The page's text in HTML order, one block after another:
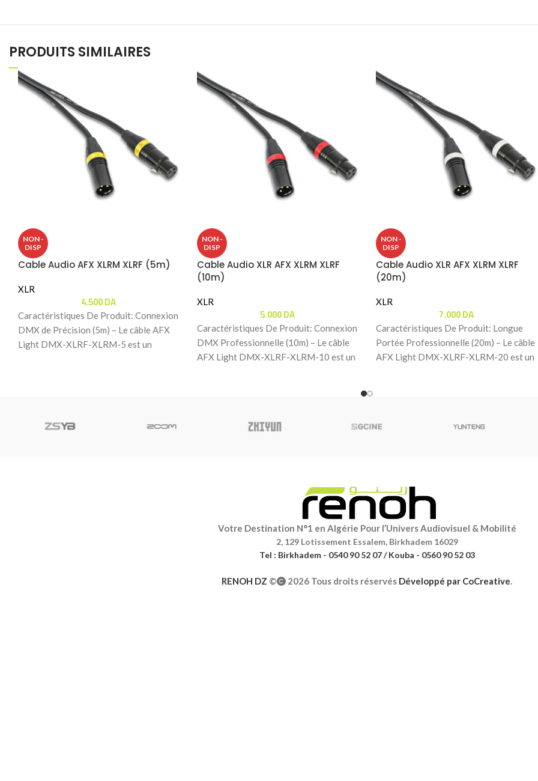
PRODUITS SIMILAIRES
NON -
DISP
Cable Audio AFX XLRM XLRF (5m)
XLR
4.500DA
Caractéristiques De Produit: Connexion
DMX de Précision (5m) – Le câble AFX
Light DMX-XLRF-XLRM-5 est un
NON -
DISP
Cable Audio XLR AFX XLRM XLRF
(10m)
XLR
5.000DA
Caractéristiques De Produit: Connexion
DMX Professionnelle (10m) – Le câble
AFX Light DMX-XLRF-XLRM-10 est un
NON -
DISP
Cable Audio XLR AFX XLRM XLRF
(20m)
XLR
7.000DA
Caractéristiques De Produit: Longue
Portée Professionnelle (20m) – Le câble
AFX Light DMX-XLRF-XLRM-20 est un
Votre Destination N°1 en Algérie Pour l’Univers Audiovisuel & Mobilité
2, 129 Lotissement Essalem, Birkhadem 16029
Tel : Birkhadem - 0540 90 52 07 / Kouba - 0560 90 52 03
RENOH DZ © 2026 Tous droits réservés Développé par CoCreative.